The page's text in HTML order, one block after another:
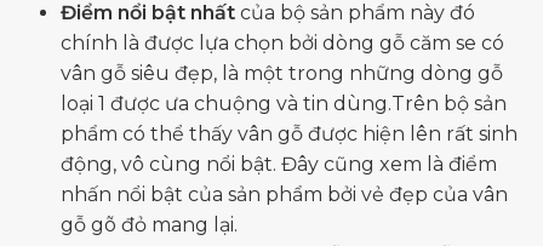
Điểm nổi bật nhất của bộ sản phẩm này đó
chính là được lựa chọn bởi dòng gỗ căm se có
vân gỗ siêu đẹp, là một trong những dòng gỗ
loại 1 được ưa chuộng và tin dùng.Trên bộ sản
phẩm có thể thấy vân gỗ được hiện lên rất sinh
động, vô cùng nổi bật. Đây cũng xem là điểm
nhấn nổi bật của sản phẩm bởi vẻ đẹp của vân
gỗ gõ đỏ mang lại.